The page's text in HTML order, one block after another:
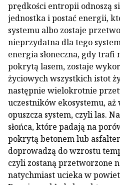
prędkości entropii odnoszą
jednostka i postać energii,
systemu albo zostaje
nieprzydatna dla tego
energia słoneczna, gdy
pokrytą lasem, zostaje
życiowych wszystkich istot
następnie wielokrotnie
uczestników ekosystemu,
opuszcza system, czyli las.
słońca, które padają na
pokrytą betonem lub
doprowadzą do wzrostu
czyli zostaną przetworzone
natychmiast ucieka w